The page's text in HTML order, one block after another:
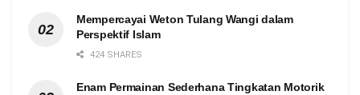
Mempercayai Weton Tulang Wangi dalam
Perspektif Islam
424 SHARES
Enam Permainan Sederhana Tingkatan Motorik